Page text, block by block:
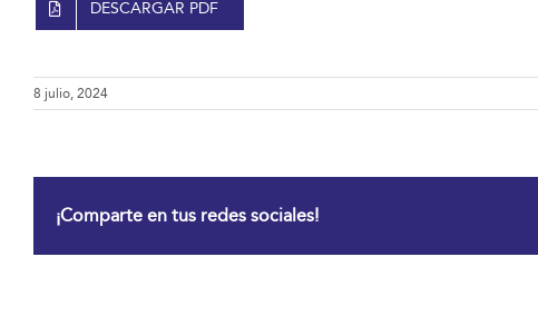
DESCARGAR PDF
8 julio, 2024
¡Comparte en tus redes sociales!